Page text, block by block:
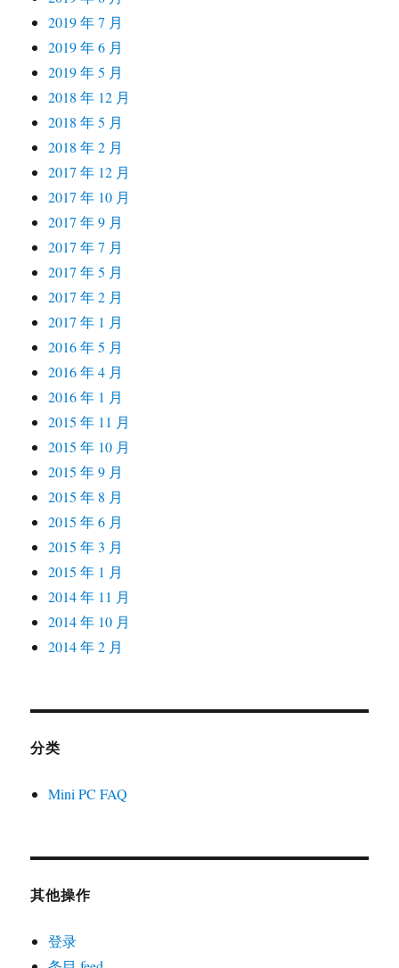
2019 年 7 月
2019 年 6 月
2019 年 5 月
2018 年 12 月
2018 年 5 月
2018 年 2 月
2017 年 12 月
2017 年 10 月
2017 年 9 月
2017 年 7 月
2017 年 5 月
2017 年 2 月
2017 年 1 月
2016 年 5 月
2016 年 4 月
2016 年 1 月
2015 年 11 月
2015 年 10 月
2015 年 9 月
2015 年 8 月
2015 年 6 月
2015 年 3 月
2015 年 1 月
2014 年 11 月
2014 年 10 月
2014 年 2 月
分类
Mini PC FAQ
其他操作
登录